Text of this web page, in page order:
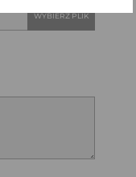
WYBIERZ PLIK